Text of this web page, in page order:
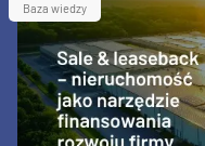
Baza wiedzy